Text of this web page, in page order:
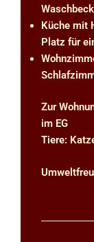
Küche mit
Platz für
Zur
im EG
Tiere: